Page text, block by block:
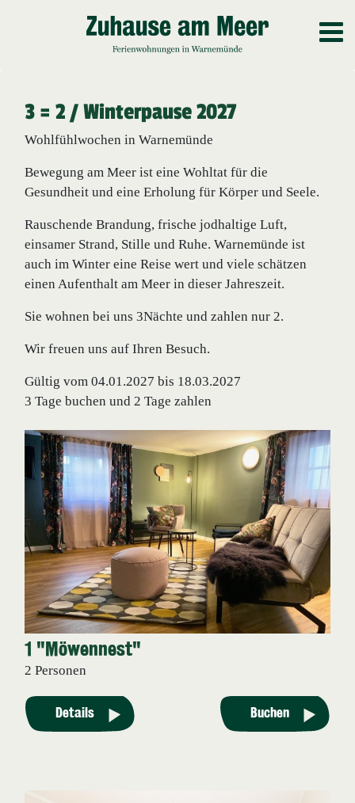
3 = 2 / Winterpause 2027
Wohlfühlwochen in Warnemünde
Bewegung am Meer ist eine Wohltat für die
Gesundheit und eine Erholung für Körper und Seele.
Rauschende Brandung, frische jodhaltige Luft,
einsamer Strand, Stille und Ruhe. Warnemünde ist
auch im Winter eine Reise wert und viele schätzen
einen Aufenthalt am Meer in dieser Jahreszeit.
Sie wohnen bei uns 3Nächte und zahlen nur 2.
Wir freuen uns auf Ihren Besuch.
Gültig vom 04.01.2027 bis 18.03.2027
3 Tage buchen und 2 Tage zahlen
1 "Möwennest"
2 Personen
Details Buchen